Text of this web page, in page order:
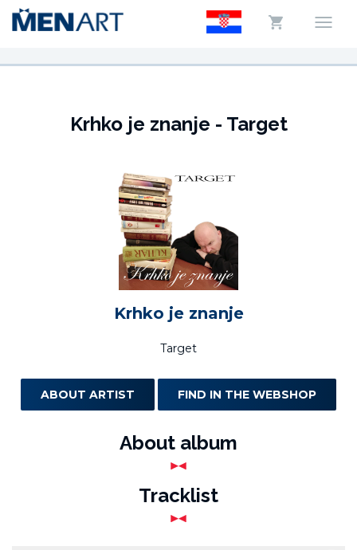
Krhko je znanje - Target
Krhko je znanje
Target
ABOUT ARTIST FIND IN THE WEBSHOP
About album
Tracklist